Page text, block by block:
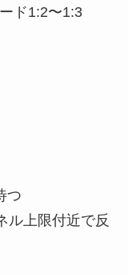
ド1:2〜1:3
つ
ル上限付近で反